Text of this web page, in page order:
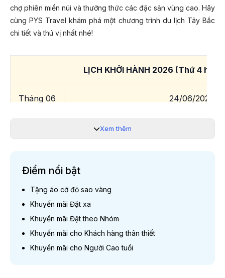
chợ phiên miền núi và thưởng thức các đặc sản vùng cao. Hãy
cùng PYS Travel khám phá một chương trình du lịch Tây Bắc
chi tiết và thú vị nhất nhé!
LỊCH KHỞI HÀNH 2026 (Thứ 4
Tháng 06 24/06/2026
01/07/2026; 08/07/2026; 15/07/2026;
Tháng 09
Tháng 10
Tháng 11 04/11/2026; 11/11/2026; 18/11/
Xem thêm
Điểm nổi bật
Tặng áo cờ đỏ sao vàng
Khuyến mãi Đặt xa
Khuyến mãi Đặt theo Nhóm
Khuyến mãi cho Khách hàng thân thiết
Khuyến mãi cho Người Cao tuổi